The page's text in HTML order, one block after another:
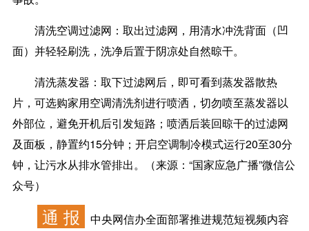
清洗空调过滤网： 取出过滤网，用清水冲洗背面（凹
面）并轻轻刷洗，洗净后置于阴凉处自然晾干。
清洗蒸发器： 取下过滤网后，即可看到蒸发器散热
片，可选购家用空调清洗剂进行喷洒，切勿喷至蒸发器以
外部位，避免开机后引发短路；喷洒后装回晾干的过滤网
及面板，静置约15分钟；开启空调制冷模式运行20至30分
钟，让污水从排水管排出。（来源：“国家应急广播”微信公
众号）
通 报
中央网信办全面部署推进规范短视频内容